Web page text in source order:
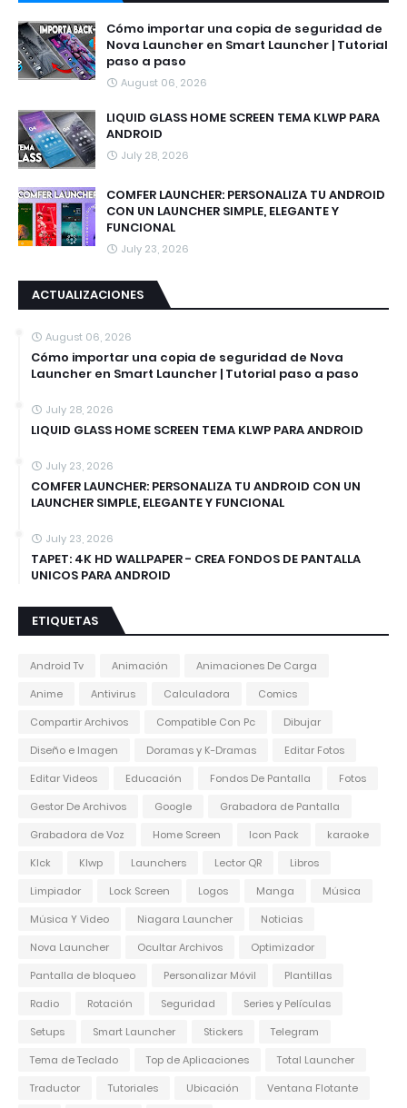
Cómo importar una copia de seguridad de
Nova Launcher en Smart Launcher | Tutorial
paso a paso
August 06, 2026
LIQUID GLASS HOME SCREEN TEMA KLWP PARA
ANDROID
July 28, 2026
COMFER LAUNCHER: PERSONALIZA TU ANDROID
CON UN LAUNCHER SIMPLE, ELEGANTE Y
FUNCIONAL
July 23, 2026
ACTUALIZACIONES
August 06, 2026
Cómo importar una copia de seguridad de Nova
Launcher en Smart Launcher | Tutorial paso a paso
July 28, 2026
LIQUID GLASS HOME SCREEN TEMA KLWP PARA ANDROID
July 23, 2026
COMFER LAUNCHER: PERSONALIZA TU ANDROID CON UN
LAUNCHER SIMPLE, ELEGANTE Y FUNCIONAL
July 23, 2026
TAPET: 4K HD WALLPAPER - CREA FONDOS DE PANTALLA
UNICOS PARA ANDROID
ETIQUETAS
Android Tv Animación
Animaciones De Carga
Anime
Antivirus Calculadora
Comics
Compartir Archivos
Compatible Con Pc
Dibujar
Diseño e Imagen
Doramas y K-Dramas
Editar Fotos
Editar Videos
Educación Fondos De Pantalla
Fotos
Gestor De Archivos
Google
Grabadora de Pantalla
Grabadora de Voz
Home Screen Icon Pack
karaoke
Klck
Klwp Launchers Lector QR
Libros
Limpiador
Lock Screen Logos Manga
Música
Música Y Video
Niagara Launcher
Noticias
Nova Launcher
Ocultar Archivos
Optimizador
Pantalla de bloqueo
Personalizar Móvil
Plantillas
Radio
Rotación Seguridad
Series y Películas
Setups
Smart Launcher Stickers
Telegram
Tema de Teclado
Top de Aplicaciones
Total Launcher
Traductor
Tutoriales Ubicación
Ventana Flotante